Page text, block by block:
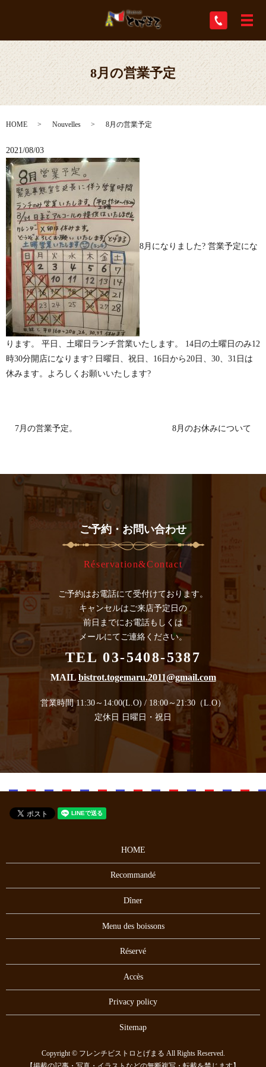
メ
8月の営業予定
HOME Nouvelles 8月の営業予定
2021/08/03
8月になりました? 営業予定にな
ります。 平日、土曜日ランチ営業いたします。 14日の土曜日のみ12
時30分開店になります? 日曜日、祝日、16日から20日、30、31日は
休みます。よろしくお願いいたします?
7月の営業予定。 8月のお休みについて
ご予約・お問い合わせ
Réservation&Contact
ご予約はお電話にて受付けております。
キャンセルはご来店予定日の
前日までにお電話もしくは
メールにてご連絡ください。
TEL 03-5408-5387
MAIL bistrot.togemaru.2011@gmail.com
営業時間 11:30～14:00(L.O) / 18:00～21:30（L.O）
定休日 日曜日・祝日
HOME
Recommandé
Dîner
Menu des boissons
Réservé
Accès
Privacy policy
Sitemap
Copyright © フレンチビストロとげまる All Rights Reserved.